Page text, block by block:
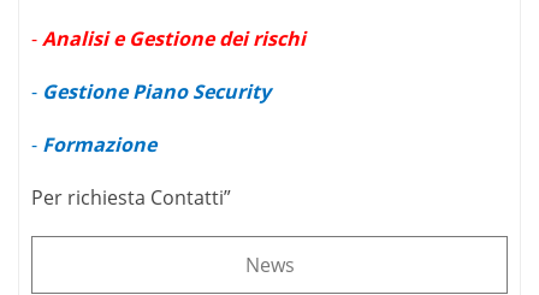
-Analisi e Gestione dei rischi
- Gestione Piano Security
- Formazione
Per richiesta Contatti”
News